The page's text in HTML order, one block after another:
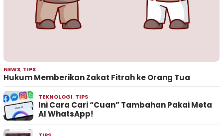
NEWS, TIPS
Hukum Memberikan Zakat Fitrah ke Orang Tua
TEKNOLOGI, TIPS
Ini Cara Cari “Cuan” Tambahan Pakai Meta
AI WhatsApp!